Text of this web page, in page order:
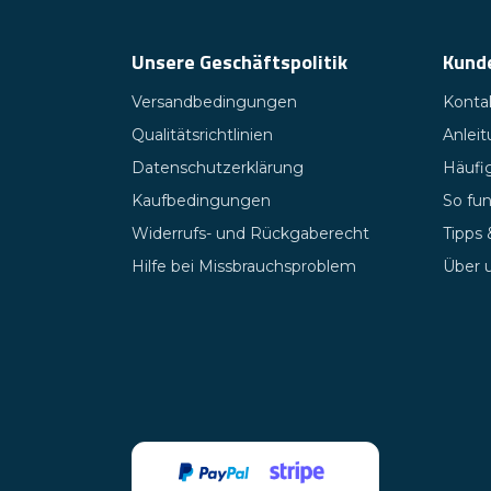
Unsere Geschäftspolitik
Versandbedingungen
Qualitätsrichtlinien
Datenschutzerklärung
Kaufbedingungen
Widerrufs- und Rückgaberecht
Hilfe bei Missbrauchsproblem
So
Tipps
Über